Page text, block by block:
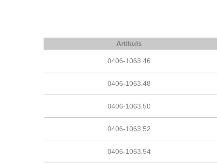
Artikuls
0406-1063.46
0406-1063.48
0406-1063.50
0406-1063.52
0406-1063.54